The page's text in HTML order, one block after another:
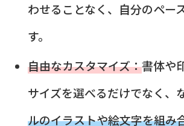
わせることなく、自分のペー
す。
自由なカスタマイズ：書体や
サイズを選べるだけでなく、
ルのイラストや絵文字を組み